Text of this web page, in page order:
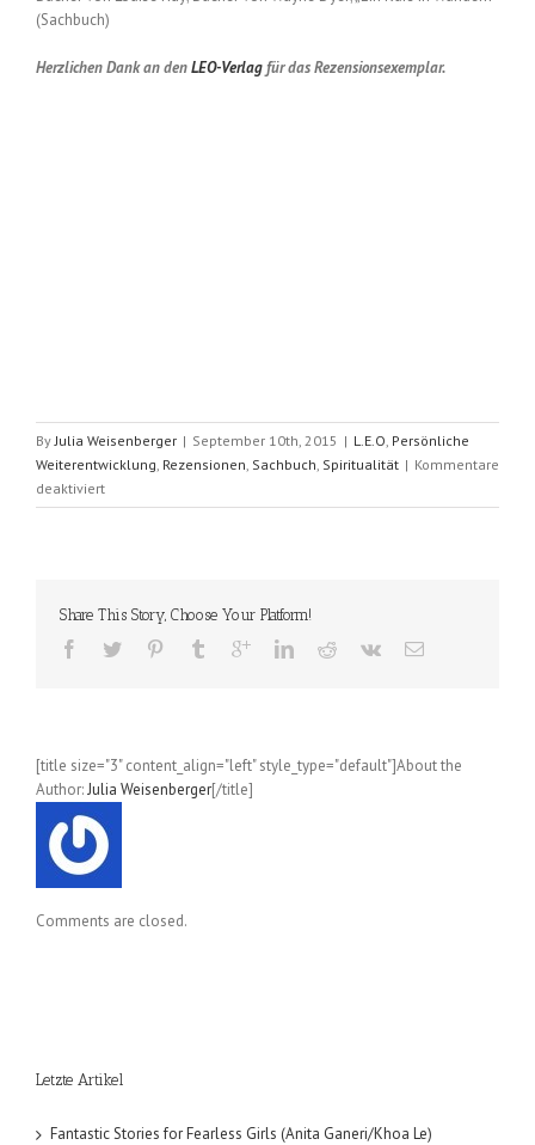
(Sachbuch)
Herzlichen Dank an denLEO-Verlagfür das Rezensionsexemplar.
By Julia Weisenberger | September 10th, 2015 | L.E.O Persönliche
Weiterentwicklung Rezensionen Sachbuch Spiritualität | Kommentare
deaktiviertfür
A
Happiness
Bernstein)
Share This Story, Choose Your Platform!
[title size="3" content_align="left" style_type="default"]About the
Author:Julia Weisenberger[/title]
Comments are closed.
Letzte Artikel
Fantastic Stories for Fearless Girls (Anita Ganeri/Khoa Le)